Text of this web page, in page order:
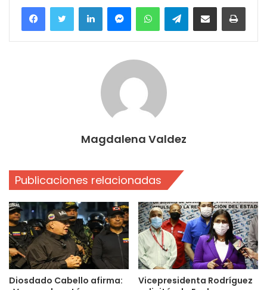
FacebookTwitter LinkedInMessengerWhatsAppTelegramCompartir por correo electrónico
Magdalena Valdez
Publicaciones relacionadas
Diosdado Cabello afirma:
Vicepresidenta Rodríguez